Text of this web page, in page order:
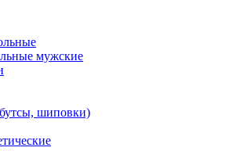
мужские
шиповки)